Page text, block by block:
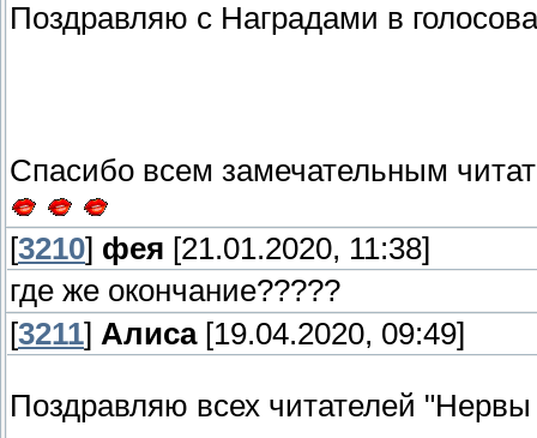
Поздравляю с Наградами в
Спасибо всем замечательным
[3210] фея [21.01.2020, 11:38]
где же окончание?????
[3211] Алиса[19.04.2020, 09:49]
Поздравляю всех читателей